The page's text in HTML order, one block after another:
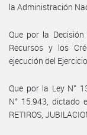
la Administración
Que por la
Recursos y los
ejecución del
Que por la Ley N°
N° 15.943, dictado
RETIROS,